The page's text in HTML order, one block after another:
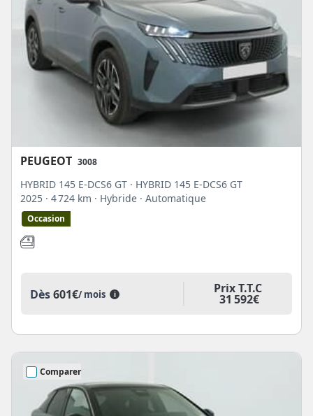
PEUGEOT 3008
HYBRID 145 E-DCS6 GT · HYBRID 145 E-DCS6 GT
2025 · 4 724 km · Hybride · Automatique
Occasion
Dès601€/ mois i Prix T.T.C
31 592€
Comparer